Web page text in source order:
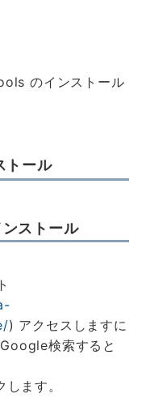
のインストール
ール
ストール
) アクセスしますに
検索すると
ます。